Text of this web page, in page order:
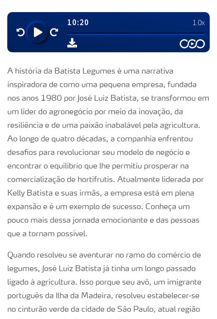
A história da Batista Legumes é uma narrativa
inspiradora de como uma pequena empresa, fundada
nos anos 1980 por José Luiz Batista, se transformou em
um líder do agronegócio por meio da inovação, da
resiliência e de uma paixão inabalável pela agricultura.
Ao longo de quatro décadas, a companhia enfrentou
desafios para revolucionar seu modelo de negócio e
encontrar o equilíbrio que lhe permitiu prosperar na
comercialização de hortifrutis. Atualmente liderada por
Kelly Batista e suas irmãs, a empresa está em plena
expansão e é um exemplo de sucesso. Conheça um
pouco mais dessa jornada emocionante e das pessoas
que a tornam possível.
Quando resolveu se aventurar no ramo do comércio de
legumes, José Luiz Batista já tinha um longo passado
ligado à agricultura. Isso porque seu avô, um imigrante
português da Ilha da Madeira, resolveu estabelecer-se
no cinturão verde da cidade de São Paulo, atual região